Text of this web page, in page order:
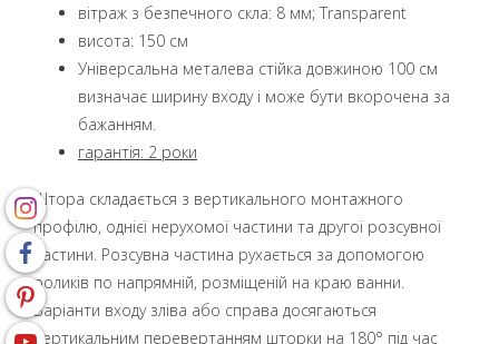
вітраж з безпечного скла: 8 мм; Transparent
висота: 150 см
Універсальна металева стійка довжиною 100 см
визначає ширину входу і може бути вкорочена за
бажанням.
гарантія: 2 роки
Штора складається з вертикального монтажного
профілю, однієї нерухомої частини та другої розсувної
частини. Розсувна частина рухається за допомогою
роликів по напрямній, розміщеній на краю ванни.
Варіанти входу зліва або справа досягаються
вертикальним перевертанням шторки на 180° під час